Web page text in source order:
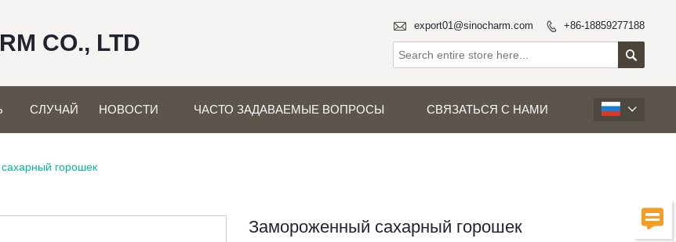

CO., LTD
 export01@sinocharm.com  +86-18859277188

СЛУЧАЙ НОВОСТИ ЧАСТО ЗАДАВАЕМЫЕ ВОПРОСЫ СВЯЗАТЬСЯ С НАМИ 
горошек
Замороженный сахарный горошек